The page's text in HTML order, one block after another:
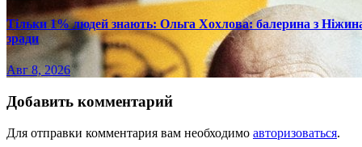
Тільки 1% людей знають: Ольга Хохлова: балерина з
зради
Авг 8, 2026
Добавить комментарий
Для отправки комментария вам необходимо авторизоваться.